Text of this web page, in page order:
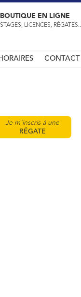
BOUTIQUE EN LIGNE
STAGES, LICENCES, RÉGATES..
CONTACT
Je m'inscris à une
RÉGATE